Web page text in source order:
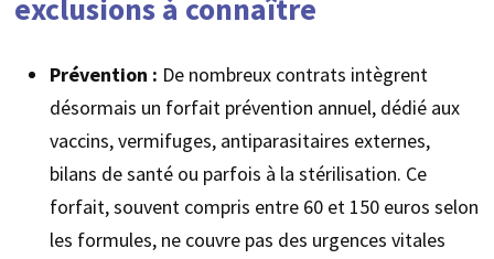
exclusions à connaître
Prévention : De nombreux contrats intègrent
désormais un forfait prévention annuel, dédié aux
vaccins, vermifuges, antiparasitaires externes,
bilans de santé ou parfois à la stérilisation. Ce
forfait, souvent compris entre 60 et 150 euros selon
les formules, ne couvre pas des urgences vitales